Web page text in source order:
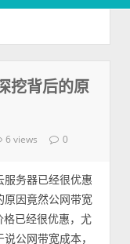
挖背后的原
6 views 0
服务器已经很优惠
原因竟然公网带宽
格已经很优惠，尤
公网带宽成本，